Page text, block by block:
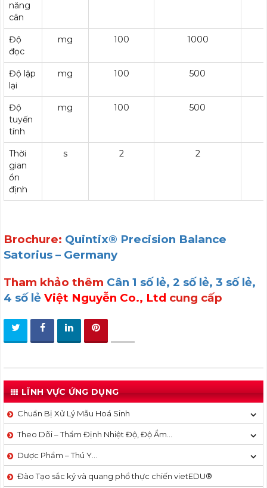
năng
cân
Độ
đọc
mg 100 1000
Độ lặp
lại
mg 100 500
Độ
tuyến
tính
mg 100 500
Thời
gian
ổn
định
s 2 2
Brochure: Quintix® Precision Balance
Satorius – Germany
Tham khảo thêm Cân 1 số lẻ, 2 số lẻ, 3 số lẻ,
4 số lẻ Việt Nguyễn Co., Ltd cung cấp
LĨNH VỰC ỨNG DỤNG
Chuẩn Bị Xử Lý Mẫu Hoá Sinh
Theo Dõi – Thẩm Định Nhiệt Độ, Độ Ẩm…
Dược Phẩm – Thú Y…
Đào Tạo sắc ký và quang phổ thực chiến vietEDU®